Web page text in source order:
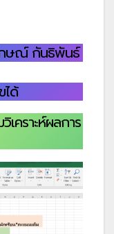
ษณ์ กันธิพันธ์
ได้
เคราะห์ผลการ